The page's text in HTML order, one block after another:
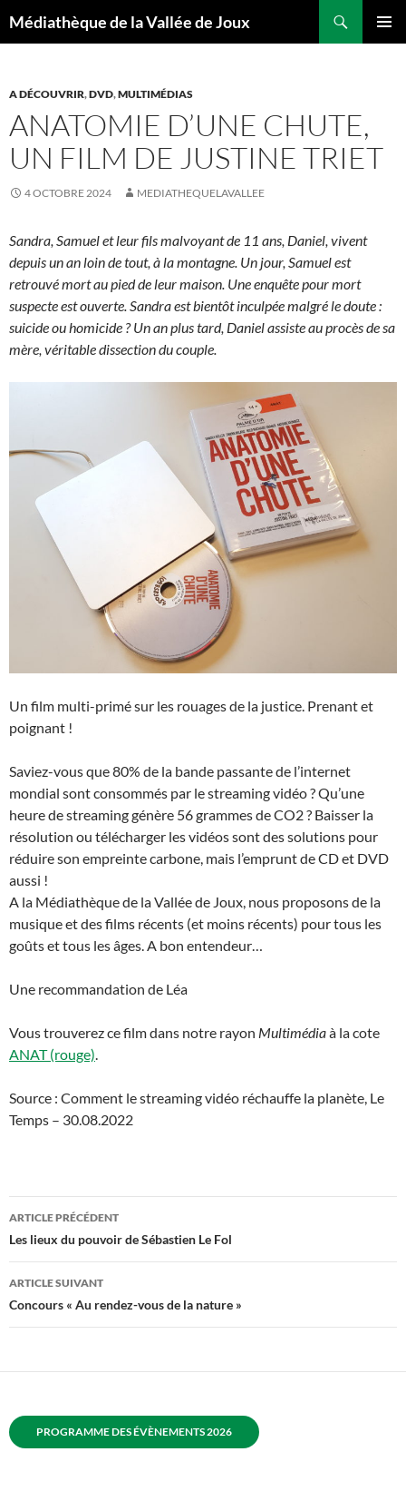
auMédiathèque de la Vallée de Joux
A DÉCOUVRIR,DVD,MULTIMÉDIAS
ANATOMIE D’UNE CHUTE,
UN FILM DE JUSTINE TRIET
4 OCTOBRE 2024 MEDIATHEQUELAVALLEE
Sandra, Samuel et leur fils malvoyant de 11 ans, Daniel, vivent
depuis un an loin de tout, à la montagne. Un jour, Samuel est
retrouvé mort au pied de leur maison. Une enquête pour mort
suspecte est ouverte. Sandra est bientôt inculpée malgré le doute :
suicide ou homicide ? Un an plus tard, Daniel assiste au procès de sa
mère, véritable dissection du couple.
Un film multi-primé sur les rouages de la justice. Prenant et
poignant !
Saviez-vous que 80% de la bande passante de l’internet
mondial sont consommés par le streaming vidéo ? Qu’une
heure de streaming génère 56 grammes de CO2 ? Baisser la
résolution ou télécharger les vidéos sont des solutions pour
réduire son empreinte carbone, mais l’emprunt de CD et DVD
aussi !
A la Médiathèque de la Vallée de Joux, nous proposons de la
musique et des films récents (et moins récents) pour tous les
goûts et tous les âges. A bon entendeur…
Une recommandation de Léa
Vous trouverez ce film dans notre rayon Multimédiaà la cote
ANAT (rouge).
Source : Comment le streaming vidéo réchauffe la planète, Le
Temps – 30.08.2022
Navigation
des
articles
ARTICLE PRÉCÉDENT
Les lieux du pouvoir de Sébastien Le Fol
ARTICLE SUIVANT
Concours « Au rendez-vous de la nature »
PROGRAMME DES ÉVÈNEMENTS 2026